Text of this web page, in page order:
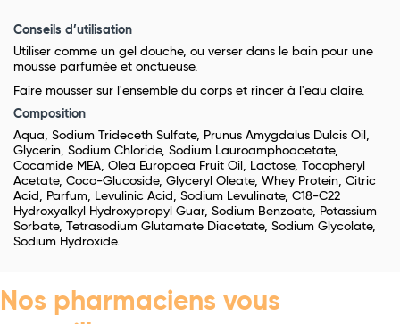
Conseils d’utilisation
Utiliser comme un gel douche, ou verser dans le bain pour une
mousse parfumée et onctueuse.
Faire mousser sur l'ensemble du corps et rincer à l'eau claire.
Composition
Aqua, Sodium Trideceth Sulfate, Prunus Amygdalus Dulcis Oil,
Glycerin, Sodium Chloride, Sodium Lauroamphoacetate,
Cocamide MEA, Olea Europaea Fruit Oil, Lactose, Tocopheryl
Acetate, Coco-Glucoside, Glyceryl Oleate, Whey Protein, Citric
Acid, Parfum, Levulinic Acid, Sodium Levulinate, C18-C22
Hydroxyalkyl Hydroxypropyl Guar, Sodium Benzoate, Potassium
Sorbate, Tetrasodium Glutamate Diacetate, Sodium Glycolate,
Sodium Hydroxide.
Nos pharmaciens vous